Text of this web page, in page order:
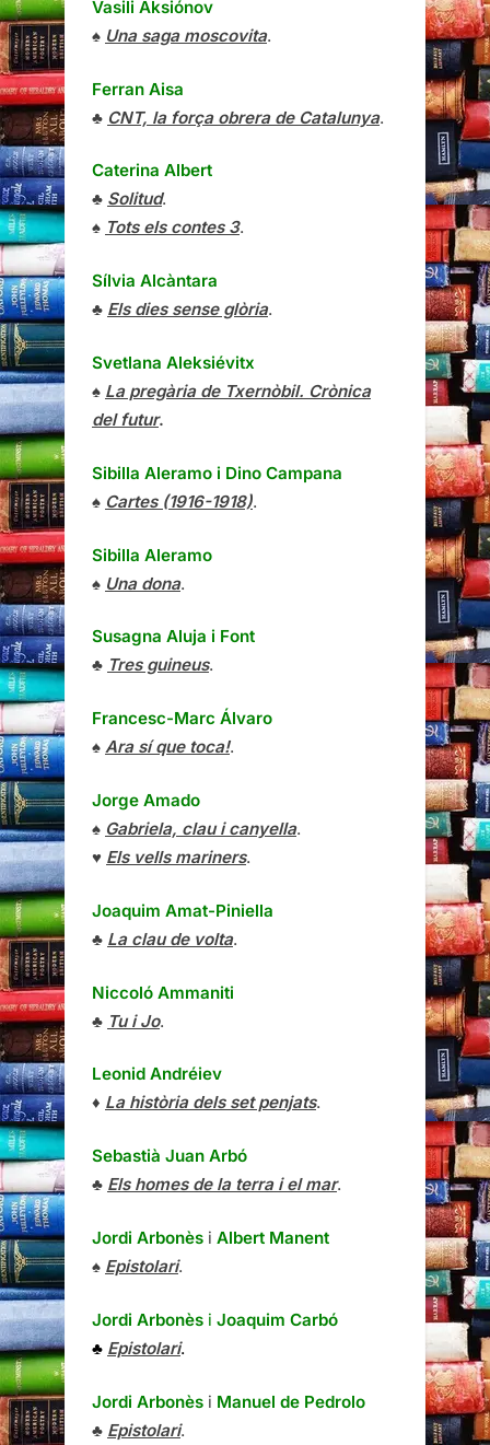
Vasili Aksiónov
♠ Una saga moscovita.
Ferran Aisa
♣ CNT, la força obrera de Catalunya.
Caterina Albert
♣ Solitud.
♠ Tots els contes 3.
Sílvia Alcàntara
♣ Els dies sense glòria.
Svetlana Aleksiévitx
♠ La pregària de Txernòbil. Crònica
del futur.
Sibilla Aleramo i Dino Campana
♠ Cartes (1916-1918).
Sibilla Aleramo
♠ Una dona.
Susagna Aluja i Font
♣ Tres guineus.
Francesc-Marc Álvaro
♠ Ara sí que toca!.
Jorge Amado
♠ Gabriela, clau i canyella.
♥ Els vells mariners.
Joaquim Amat-Piniella
♣ La clau de volta.
Niccoló Ammaniti
♣ Tu i Jo.
Leonid Andréiev
♦ La història dels set penjats.
Sebastià Juan Arbó
♣ Els homes de la terra i el mar.
Jordi Arbonès i Albert Manent
♠ Epistolari.
Jordi Arbonès i Joaquim Carbó
♣ Epistolari.
Jordi Arbonès i Manuel de Pedrolo
♣ Epistolari.